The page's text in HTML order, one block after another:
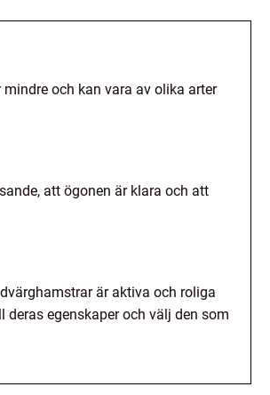
och kan vara av olika arter
att ögonen är klara och att
är aktiva och roliga
egenskaper och välj den som